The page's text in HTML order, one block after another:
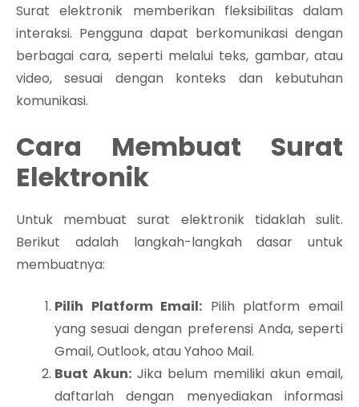
Surat elektronik memberikan fleksibilitas dalam
interaksi. Pengguna dapat berkomunikasi dengan
berbagai cara, seperti melalui teks, gambar, atau
video, sesuai dengan konteks dan kebutuhan
komunikasi.
Cara Membuat Surat
Elektronik
Untuk membuat surat elektronik tidaklah sulit.
Berikut adalah langkah-langkah dasar untuk
membuatnya:
Pilih Platform Email: Pilih platform email
yang sesuai dengan preferensi Anda, seperti
Gmail, Outlook, atau Yahoo Mail.
Buat Akun: Jika belum memiliki akun email,
daftarlah dengan menyediakan informasi